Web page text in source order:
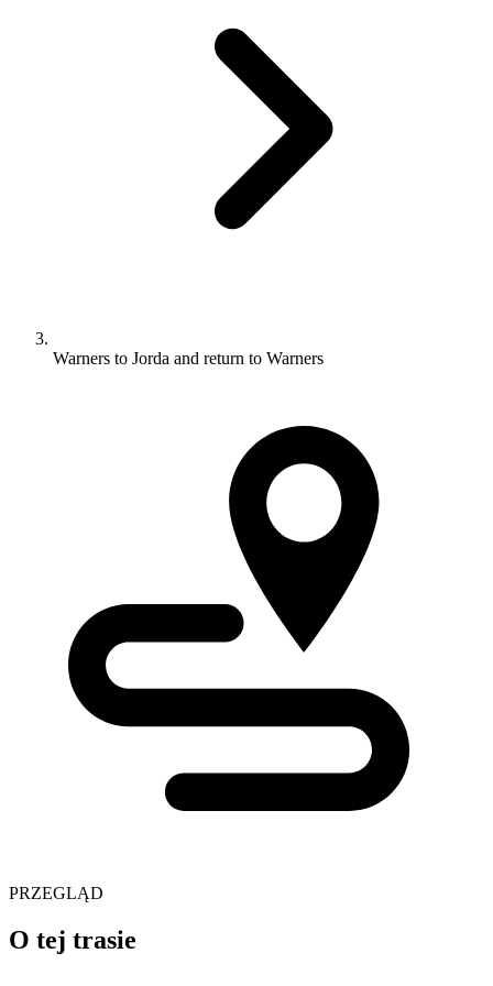
Warners to Jorda and return to Warners
PRZEGLĄD
O tej trasie